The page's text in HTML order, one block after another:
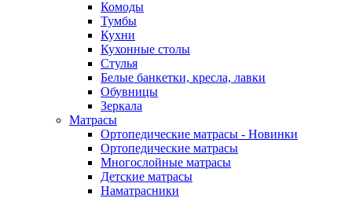
Комоды
Тумбы
Кухни
Кухонные столы
Стулья
Белые банкетки, кресла, лавки
Обувницы
Зеркала
Матрасы
Ортопедические матрасы - Новинки
Ортопедические матрасы
Многослойные матрасы
Детские матрасы
Наматрасники